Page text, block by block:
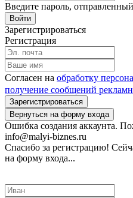
Введите пароль,
Войти
Зарегистрироваться
Регистрация
Согласен на обработку
получение сообщений
Зарегистрироваться
Вернуться на форму входа
Ошибка создания аккаунта.
info@malyi-biznes.ru
Спасибо за регистрацию!
на форму входа...